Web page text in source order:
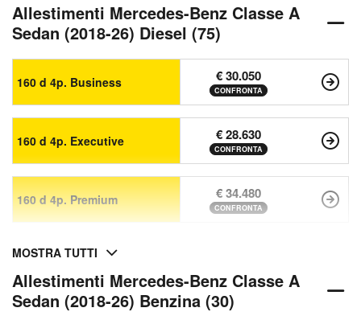
Allestimenti Mercedes-Benz Classe A
Sedan (2018-26) Diesel (75)
160 d 4p. Business € 30.050
CONFRONTA
160 d 4p. Executive € 28.630
CONFRONTA
160 d 4p. Premium € 34.480
CONFRONTA
MOSTRA TUTTI
Allestimenti Mercedes-Benz Classe A
Sedan (2018-26) Benzina (30)